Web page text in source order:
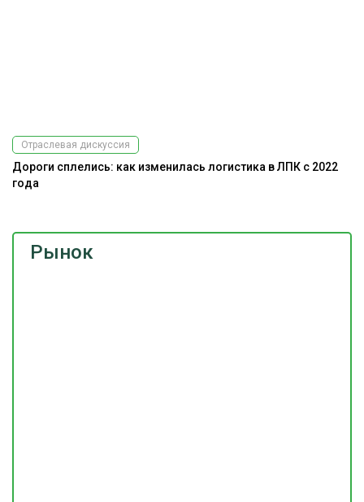
Рынок
Отраслевая дискуссия
Дороги сплелись: как изменилась логистика в ЛПК с 2022
года